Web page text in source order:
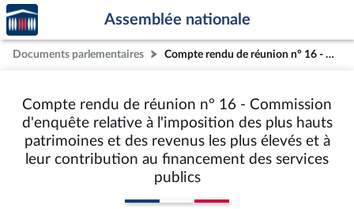
Aller au contenu
Aller en bas de la page
Accèder
à la
page
d'accueil
Assemblée nationale
Documents parlementaires Compte rendu de réunion n° 16 - Commission d'enquête relative à l'imposition des plus hauts patrimoines et des revenus les plus élevés et à leur contribution au financement des services publics
Compte rendu de réunion n° 16 - Commission
d'enquête relative à l'imposition des plus hauts
patrimoines et des revenus les plus élevés et à
leur contribution au financement des services
publics